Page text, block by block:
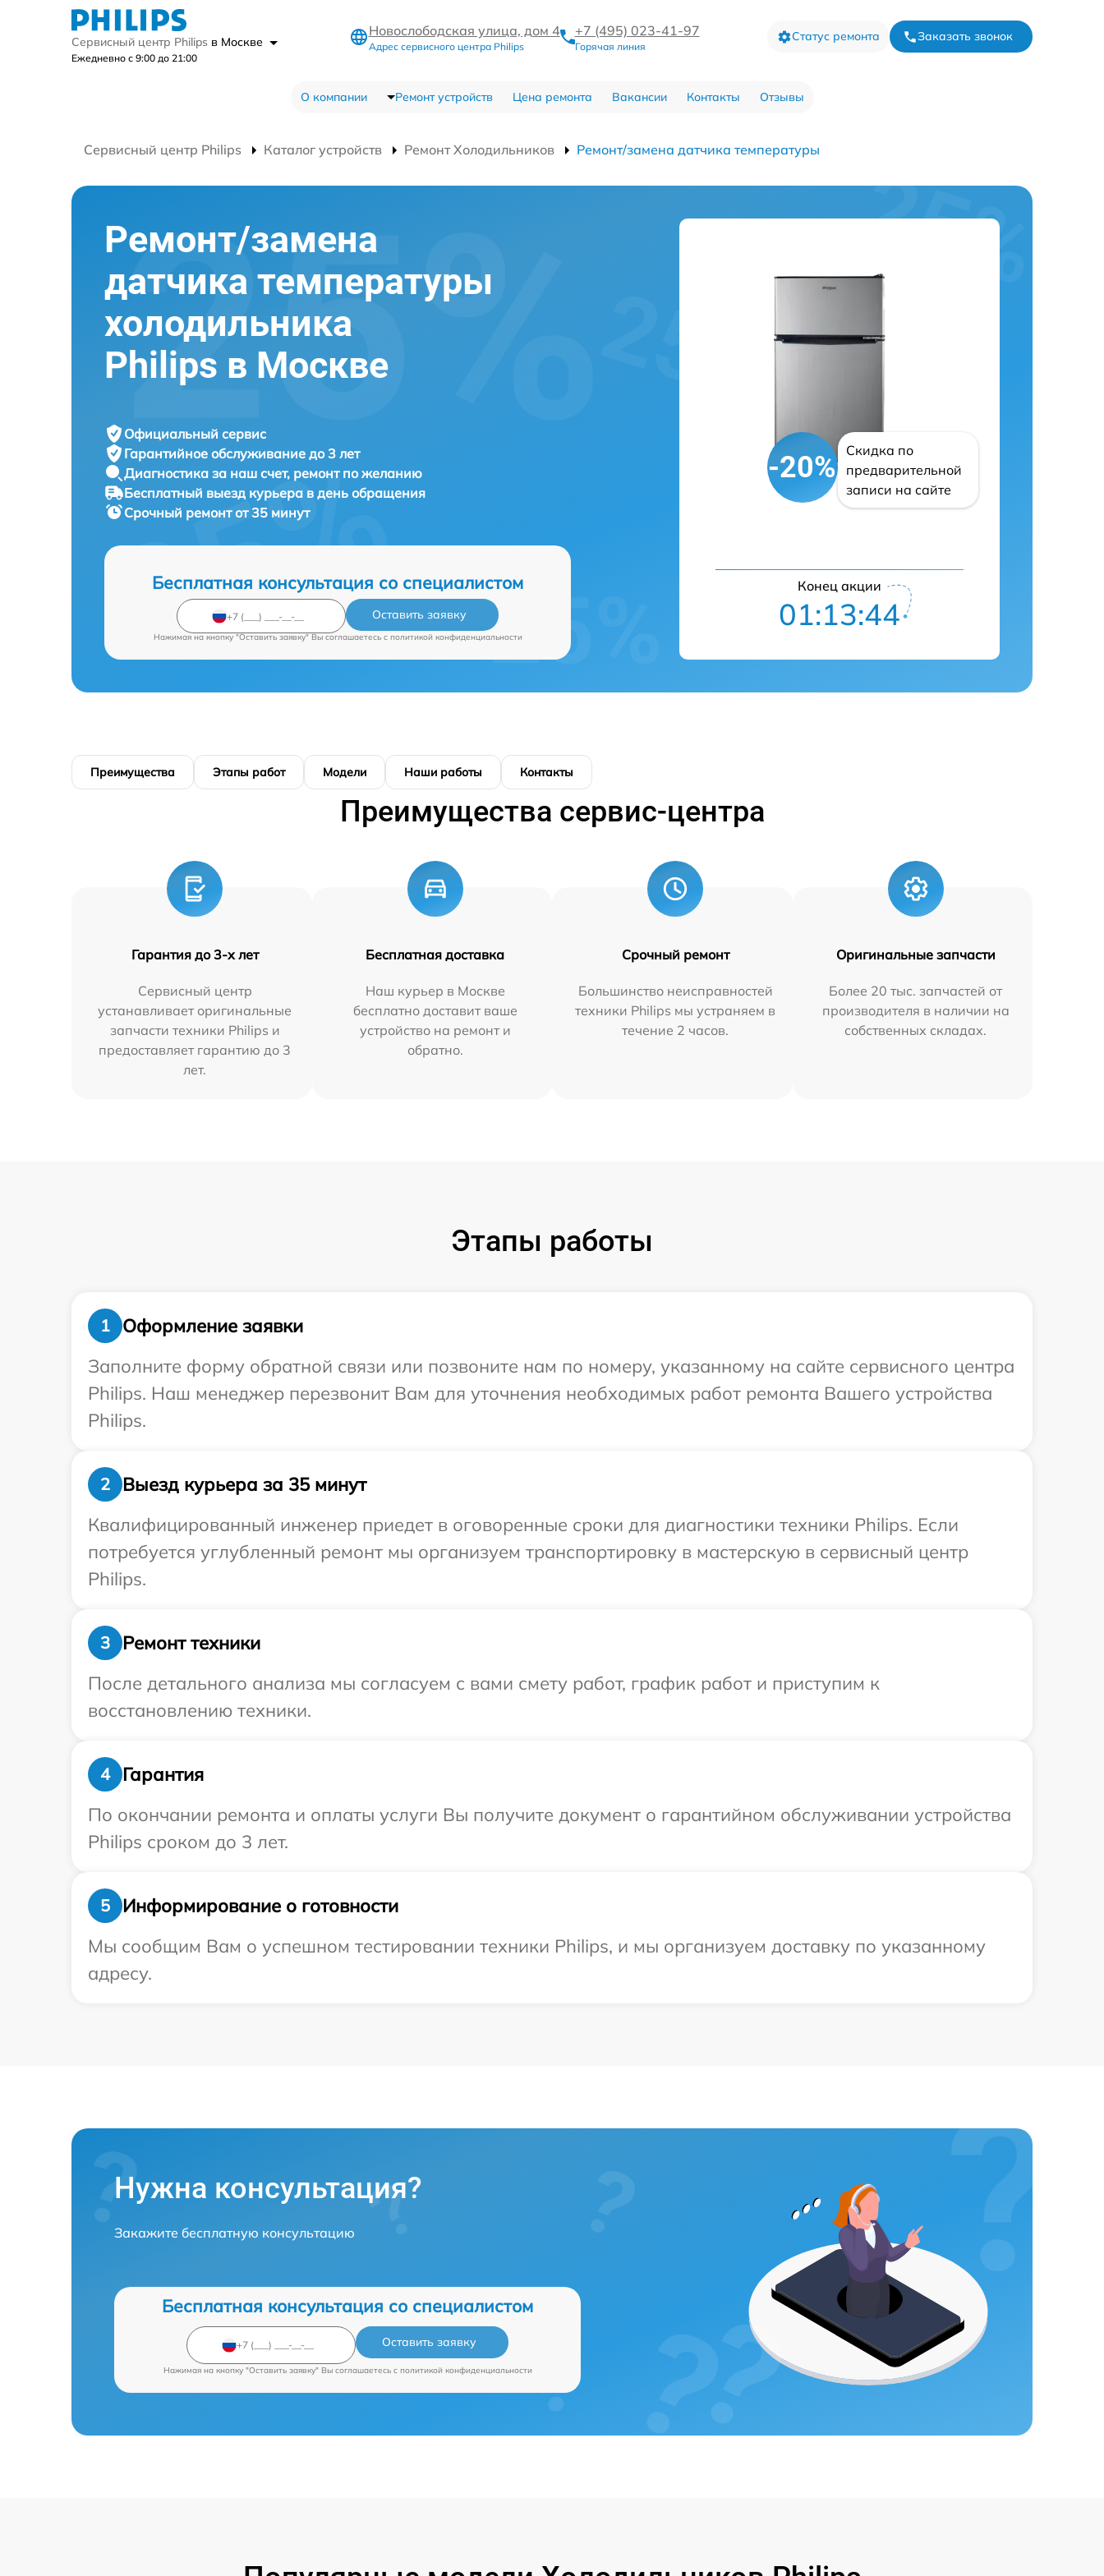
Сервисный центр Philips в Москве
Ежедневно с 9:00 до 21:00
Новослободская улица, дом 4
Адрес сервисного центра Philips
+7 (495) 023-41-97
Горячая линия
Статус ремонта Заказать звонок
О компании Ремонт устройств Цена ремонта Вакансии Контакты Отзывы
Сервисный центр Philips Каталог устройств Ремонт Холодильников Ремонт/замена датчика температуры
Ремонт/замена
датчика температуры
холодильника
Philips в Москве
Официальный сервис
Гарантийное обслуживание до 3 лет
Диагностика за наш счет, ремонт по желанию
Бесплатный выезд курьера в день обращения
Срочный ремонтот 35 минут
Бесплатная консультация со специалистом
Оставить заявку
Нажимая на кнопку "Оставить заявку" Вы соглашаетесь c политикой конфиденциальности
-20%
Скидка по
предварительной
записи на сайте
Конец акции
01:13:43
Преимущества Этапы работ Модели Наши работы Контакты
Преимущества сервис-центра
Гарантия до 3-х лет
Сервисный центр
устанавливает оригинальные
запчасти техники Philips и
предоставляет гарантию до 3
лет.
Бесплатная доставка
Наш курьер в Москве
бесплатно доставит ваше
устройство на ремонт и
обратно.
Срочный ремонт
Большинство неисправностей
техники Philips мы устраняем в
течение 2 часов.
Оригинальные запчасти
Более 20 тыс. запчастей от
производителя в наличии на
собственных складах.
Этапы работы
1
Оформление заявки
Заполните форму обратной связи или позвоните нам по номеру, указанному на сайте сервисного центра
Philips. Наш менеджер перезвонит Вам для уточнения необходимых работ ремонта Вашего устройства
Philips.
2
Выезд курьера за 35 минут
Квалифицированный инженер приедет в оговоренные сроки для диагностики техники Philips. Если
потребуется углубленный ремонт мы организуем транспортировку в мастерскую в сервисный центр
Philips.
3
Ремонт техники
После детального анализа мы согласуем с вами смету работ, график работ и приступим к
восстановлению техники.
4
Гарантия
По окончании ремонта и оплаты услуги Вы получите документ о гарантийном обслуживании устройства
Philips сроком до 3 лет.
5
Информирование о готовности
Мы сообщим Вам о успешном тестировании техники Philips, и мы организуем доставку по указанному
адресу.
Нужна консультация?
Закажите бесплатную консультацию
Бесплатная консультация со специалистом
Оставить заявку
Нажимая на кнопку "Оставить заявку" Вы соглашаетесь c политикой конфиденциальности